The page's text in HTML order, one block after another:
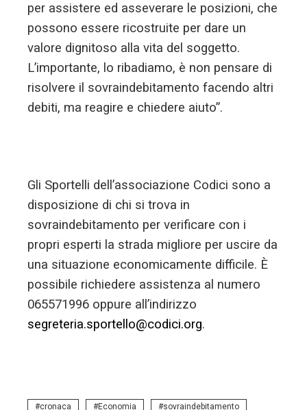
per assistere ed asseverare le posizioni, che
possono essere ricostruite per dare un
valore dignitoso alla vita del soggetto.
L’importante, lo ribadiamo, è non pensare di
risolvere il sovraindebitamento facendo altri
debiti, ma reagire e chiedere aiuto”.
Gli Sportelli dell’associazione Codici sono a
disposizione di chi si trova in
sovraindebitamento per verificare con i
propri esperti la strada migliore per uscire da
una situazione economicamente difficile. È
possibile richiedere assistenza al numero
065571996 oppure all’indirizzo
segreteria.sportello@codici.org.
cronaca Economia sovraindebitamento